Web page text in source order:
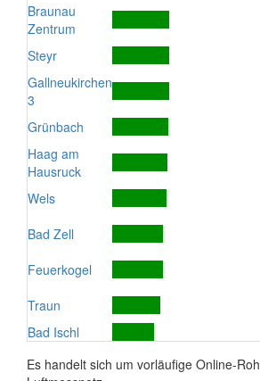
Braunau
Zentrum
Steyr
Gallneukirchen
3
Grünbach
Haag am
Hausruck
Wels
Bad Zell
Feuerkogel
Traun
Bad Ischl
Es handelt sich um vorläufige Online-